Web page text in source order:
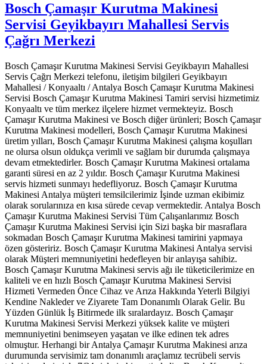
Bosch Çamaşır Kurutma Makinesi
Servisi Geyikbayırı Mahallesi Servis
Çağrı Merkezi
Bosch Çamaşır Kurutma Makinesi Servisi Geyikbayırı Mahallesi
Servis Çağrı Merkezi telefonu, iletişim bilgileri Geyikbayırı
Mahallesi / Konyaaltı / Antalya Bosch Çamaşır Kurutma Makinesi
Servisi Bosch Çamaşır Kurutma Makinesi Tamiri servisi hizmetimiz
Konyaaltı ve tüm merkez ilçelere hizmet vermekteyiz. Bosch
Çamaşır Kurutma Makinesi ve Bosch diğer ürünleri; Bosch Çamaşır
Kurutma Makinesi modelleri, Bosch Çamaşır Kurutma Makinesi
üretim yılları, Bosch Çamaşır Kurutma Makinesi çalışma koşulları
ne olursa olsun oldukça verimli ve sağlam bir durumda çalışmaya
devam etmektedirler. Bosch Çamaşır Kurutma Makinesi ortalama
garanti süresi en az 2 yıldır. Bosch Çamaşır Kurutma Makinesi
servis hizmeti sunmayı hedefliyoruz. Bosch Çamaşır Kurutma
Makinesi Antalya müşteri temsilcilerimiz İşinde uzman ekibimiz
olarak sorularınıza en kısa sürede cevap vermektedir. Antalya Bosch
Çamaşır Kurutma Makinesi Servisi Tüm Çalışanlarımız Bosch
Çamaşır Kurutma Makinesi Servisi için Sizi başka bir masraflara
sokmadan Bosch Çamaşır Kurutma Makinesi tamirini yapmaya
özen gösteririz. Bosch Çamaşır Kurutma Makinesi Antalya servisi
olarak Müşteri memnuniyetini hedefleyen bir anlayışa sahibiz.
Bosch Çamaşır Kurutma Makinesi servis ağı ile tüketicilerimize en
kaliteli ve en hızlı Bosch Çamaşır Kurutma Makinesi Servisi
Hizmeti Vermeden Önce Cihaz ve Arıza Hakkında Yeterli Bilgiyi
Kendine Nakleder ve Ziyarete Tam Donanımlı Olarak Gelir. Bu
Yüzden Günlük İş Bitirmede ilk sıralardayız. Bosch Çamaşır
Kurutma Makinesi Servisi Merkezi yüksek kalite ve müşteri
memnuniyetini benimseyen yaşatan ve ilke edinen tek adres
olmuştur. Herhangi bir Antalya Çamaşır Kurutma Makinesi arıza
durumunda servisimiz tam donanımlı araçlamız tecrübeli servis